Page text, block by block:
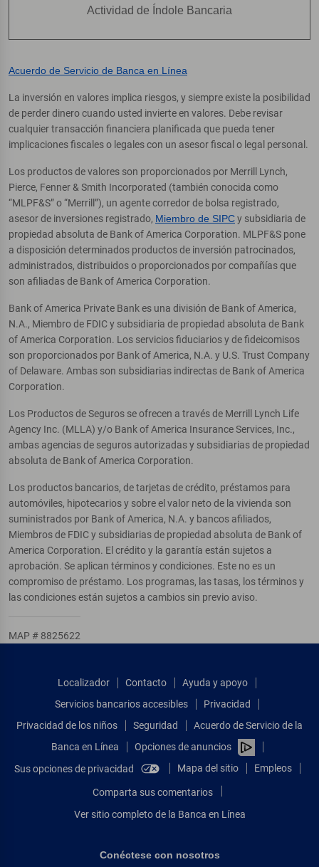
Actividad de Índole Bancaria
Acuerdo de Servicio de Banca en Línea
La inversión en valores implica riesgos, y siempre existe la posibilidad
de perder dinero cuando usted invierte en valores. Debe revisar
cualquier transacción financiera planificada que pueda tener
implicaciones fiscales o legales con un asesor fiscal o legal personal.
Los productos de valores son proporcionados por Merrill Lynch,
Pierce, Fenner & Smith Incorporated (también conocida como
“MLPF&S” o “Merrill”), un agente corredor de bolsa registrado,
asesor de inversiones registrado, Miembro de SIPCy subsidiaria de
propiedad absoluta de Bank of America Corporation. MLPF&S pone
a disposición determinados productos de inversión patrocinados,
administrados, distribuidos o proporcionados por compañías que
son afiliadas de Bank of America Corporation.
Bank of America Private Bank es una división de Bank of America,
N.A., Miembro de FDIC y subsidiaria de propiedad absoluta de Bank
of America Corporation. Los servicios fiduciarios y de fideicomisos
son proporcionados por Bank of America, N.A. y U.S. Trust Company
of Delaware. Ambas son subsidiarias indirectas de Bank of America
Corporation.
Los Productos de Seguros se ofrecen a través de Merrill Lynch Life
Agency Inc. (MLLA) y/o Bank of America Insurance Services, Inc.,
ambas agencias de seguros autorizadas y subsidiarias de propiedad
absoluta de Bank of America Corporation.
Los productos bancarios, de tarjetas de crédito, préstamos para
automóviles, hipotecarios y sobre el valor neto de la vivienda son
suministrados por Bank of America, N.A. y bancos afiliados,
Miembros de FDIC y subsidiarias de propiedad absoluta de Bank of
America Corporation. El crédito y la garantía están sujetos a
aprobación. Se aplican términos y condiciones. Este no es un
compromiso de préstamo. Los programas, las tasas, los términos y
las condiciones están sujetos a cambios sin previo aviso.
MAP # 8825622
Localizador Contacto
Ayuda y apoyo
Servicios bancarios accesibles
Privacidad
Privacidad de los niños
Seguridad
Acuerdo de Servicio de la
Banca en Línea
Opciones de anuncios
Sus opciones de privacidad
Mapa del sitio Empleos
Comparta sus comentarios
Ver sitio completo de la Banca en Línea
Conéctese con nosotros